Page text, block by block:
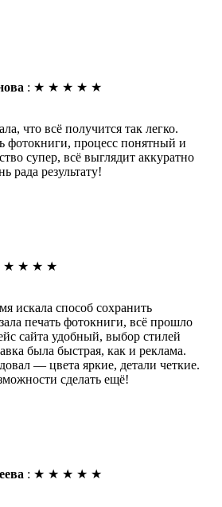
: ★ ★ ★ ★ ★
что всё получится так легко.
фотокниги, процесс понятный и
супер, всё выглядит аккуратно
рада результату!
★ ★ ★ ★
искала способ сохранить
печать фотокниги, всё прошло
сайта удобный, выбор стилей
была быстрая, как и реклама.
— цвета яркие, детали четкие.
сделать ещё!
: ★ ★ ★ ★ ★